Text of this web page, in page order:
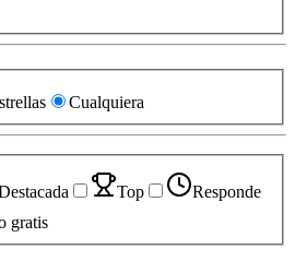
Cualquiera
Top
Responde
gratis